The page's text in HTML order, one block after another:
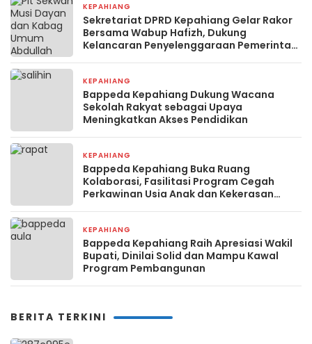
KEPAHIANG
Sekretariat DPRD Kepahiang Gelar Rakor
Bersama Wabup Hafizh, Dukung
Kelancaran Penyelenggaraan Pemerintah
KEPAHIANG
Bappeda Kepahiang Dukung Wacana
Sekolah Rakyat sebagai Upaya
Meningkatkan Akses Pendidikan
KEPAHIANG
Bappeda Kepahiang Buka Ruang
Kolaborasi, Fasilitasi Program Cegah
Perkawinan Usia Anak dan Kekerasan
KEPAHIANG
Bappeda Kepahiang Raih Apresiasi Wakil
Bupati, Dinilai Solid dan Mampu Kawal
Program Pembangunan
BERITA TERKINI